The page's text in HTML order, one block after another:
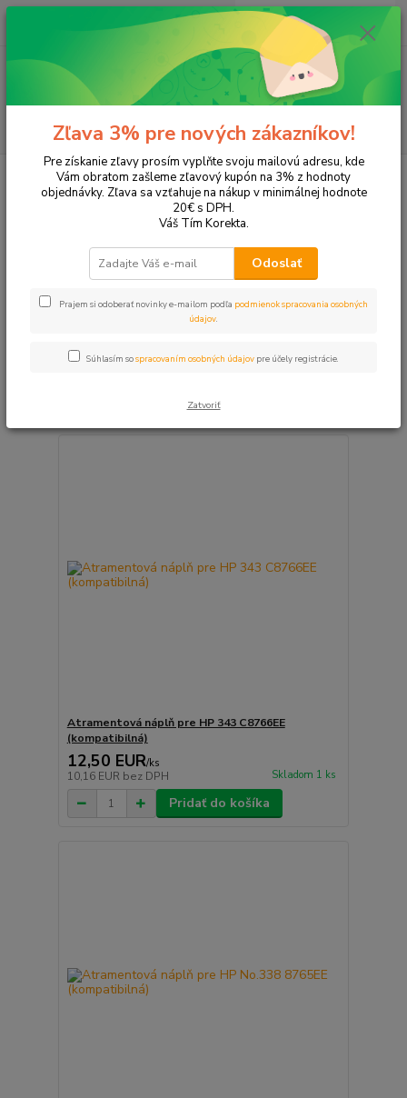
Hľadať
ks
za 0,00 EUR
Tonery a náplne do tlačiarní Hewlett Packard
HP Photosmart
Photosmart 2613
Photosmart 2613
Upresniť parametre
strana
Atramentová náplň pre HP 343 C8766EE
(kompatibilná)
12,50 EUR/ks
10,16 EUR bez DPH Skladom 1 ks
Pridať do košíka
Zľava 3% pre nových zákazníkov!
Pre získanie zľavy prosím vyplňte svoju mailovú adresu, kde
Vám obratom zašleme zľavový kupón na 3% z hodnoty
objednávky. Zľava sa vzťahuje na nákup v minimálnej hodnote
20€ s DPH.
Váš Tím Korekta.
Odoslať
Prajem si odoberať novinky e-mailom podľa podmienok spracovania osobných
údajov.
Súhlasím sospracovaním osobných údajov pre účely registrácie.
Zatvoriť